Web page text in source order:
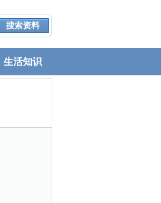
生活知识